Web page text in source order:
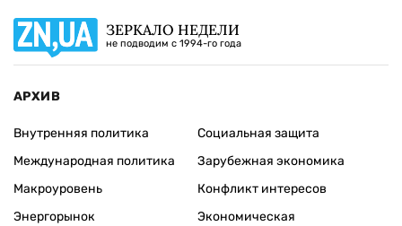
ЗЕРКАЛО НЕДЕЛИ
не подводим с 1994-го года
АРХИВ
Внутренняя политика
Международная политика
Макроуровень
Энергорынок
Социальная защита
Зарубежная экономика
Конфликт интересов
Экономическая